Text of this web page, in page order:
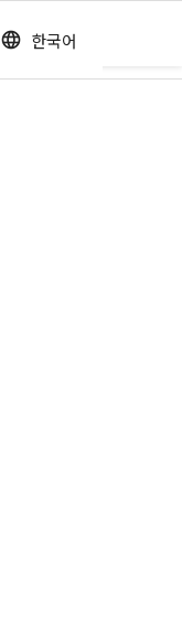
language 한국어